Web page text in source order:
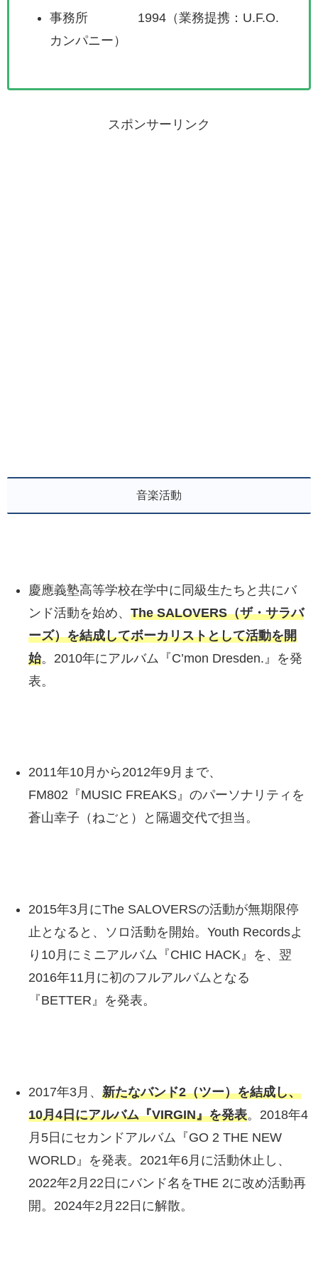
事務所 1994（業務提携：U.F.O.
カンパニー）
スポンサーリンク
音楽活動
慶應義塾高等学校在学中に同級生たちと共にバ
ンド活動を始め、 The SALOVERS（ザ・サラバ
ーズ）を結成してボーカリストとして活動を開
始。2010年にアルバム『C’mon Dresden.』を発
表。
2011年10月から2012年9月まで、
FM802『MUSIC FREAKS』のパーソナリティを
蒼山幸子（ねごと）と隔週交代で担当。
2015年3月にThe SALOVERSの活動が無期限停
止となると、ソロ活動を開始。Youth Recordsよ
り10月にミニアルバム『CHIC HACK』を、翌
2016年11月に初のフルアルバムとなる
『BETTER』を発表。
2017年3月、 新たなバンド2（ツー）を結成し、
10月4日にアルバム『VIRGIN』を発表。2018年4
月5日にセカンドアルバム『GO 2 THE NEW
WORLD』を発表。2021年6月に活動休止し、
2022年2月22日にバンド名をTHE 2に改め活動再
開。2024年2月22日に解散。